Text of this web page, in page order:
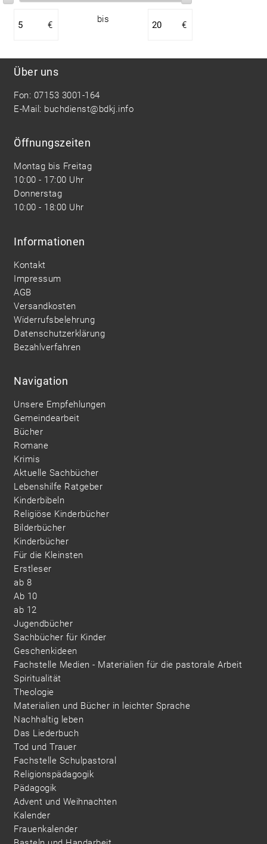
€
bis
€
Über uns
Fon: 07153 3001-164
E-Mail: buchdienst@bdkj.info
Öffnungszeiten
Montag bis Freitag
10:00 - 17:00 Uhr
Donnerstag
10:00 - 18:00 Uhr
Informationen
Kontakt
Impressum
AGB
Versandkosten
Widerrufsbelehrung
Datenschutzerklärung
Bezahlverfahren
Navigation
Unsere Empfehlungen
Gemeindearbeit
Bücher
Romane
Krimis
Aktuelle Sachbücher
Lebenshilfe Ratgeber
Kinderbibeln
Religiöse Kinderbücher
Bilderbücher
Kinderbücher
Für die Kleinsten
Erstleser
ab 8
Ab 10
ab 12
Jugendbücher
Sachbücher für Kinder
Geschenkideen
Fachstelle Medien - Materialien für die pastorale Arbeit
Spiritualität
Theologie
Materialien und Bücher in leichter Sprache
Nachhaltig leben
Das Liederbuch
Tod und Trauer
Fachstelle Schulpastoral
Religionspädagogik
Pädagogik
Advent und Weihnachten
Kalender
Frauenkalender